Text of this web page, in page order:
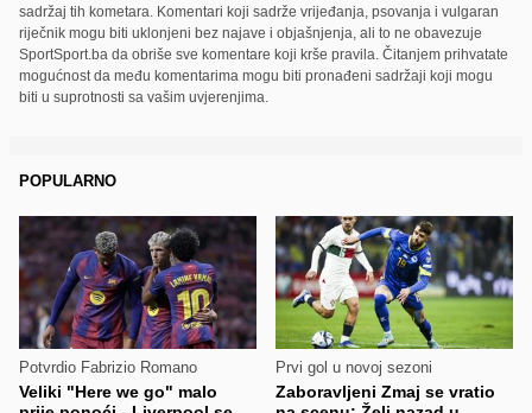
sadržaj tih kometara. Komentari koji sadrže vrijeđanja, psovanja i vulgaran
riječnik mogu biti uklonjeni bez najave i objašnjenja, ali to ne obavezuje
SportSport.ba da obriše sve komentare koji krše pravila. Čitanjem prihvatate
mogućnost da među komentarima mogu biti pronađeni sadržaji koji mogu
biti u suprotnosti sa vašim uvjerenjima.
POPULARNO
Potvrdio Fabrizio Romano
Veliki "Here we go" malo
Prvi gol u novoj sezoni
Zaboravljeni Zmaj se vratio